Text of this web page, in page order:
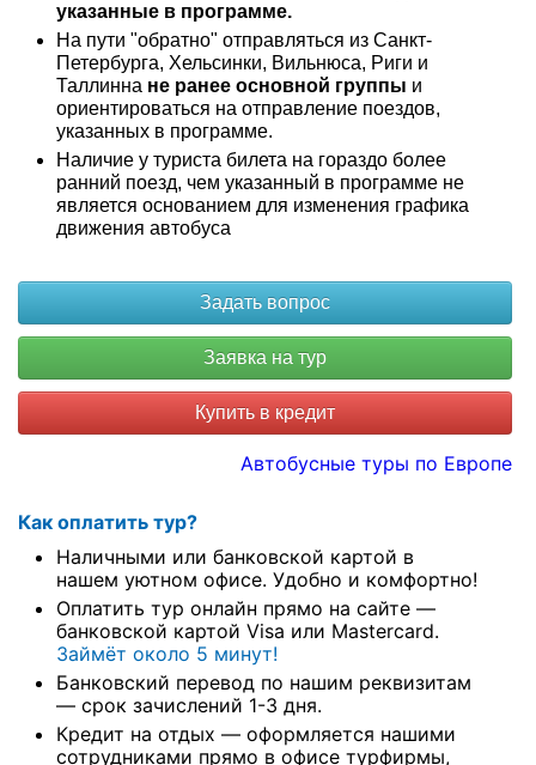
указанные в программе.
На пути "обратно" отправляться из Санкт-
Петербурга, Хельсинки, Вильнюса, Риги и
Таллинна не ранее основной группы и
ориентироваться на отправление поездов,
указанных в программе.
Наличие у туриста билета на гораздо более
ранний поезд, чем указанный в программе не
является основанием для изменения графика
движения автобуса
Купить в кредит
Автобусные туры по Европе
Как оплатить тур?
Наличными или банковской картой в
нашем уютном офисе. Удобно и комфортно!
Оплатить тур онлайн прямо на сайте —
банковской картой Visa или Mastercard.
Займёт около 5 минут!
Банковский перевод по нашим реквизитам
— срок зачислений 1-3 дня.
Кредит на отдых — оформляется нашими
сотрудниками прямо в офисе турфирмы,